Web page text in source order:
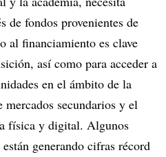
de fondos provenientes de
al financiamiento es clave
así como para acceder a
en el ámbito de la
secundarios y el
física y digital. Algunos
generando cifras récord